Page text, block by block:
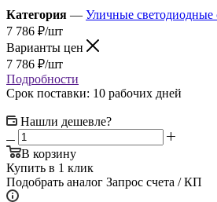
Категория — Уличные светодиодные
7 786 ₽/шт
Варианты цен
7 786 ₽/шт
Подробности
Срок поставки: 10 рабочих дней
Нашли дешевле?
В корзину
Купить в 1 клик
Подобрать аналог Запрос счета / КП